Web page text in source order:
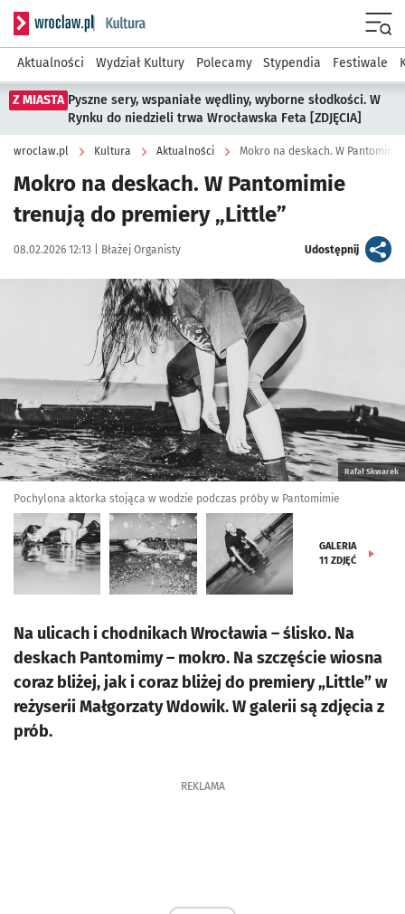
Serwis informacyjny wroclaw.pl podserwis: Kultura
Aktualności Wydział Kultury Polecamy Stypendia Festiwale
Z MIASTA Pyszne sery, wspaniałe wędliny, wyborne słodkości. W
Rynku do niedzieli trwa Wrocławska Feta [ZDJĘCIA]
wroclaw.pl Kultura Aktualności Mokro na deskach. W
Mokro na deskach. W Pantomimie
trenują do premiery „Little”
Data publikacji:
08.02.2026 12:13 | Autor:
Błażej Organisty Udostępnijartykuł
Kliknij, aby zobaczyć galerię
Rafał Skwarek
Pochylona aktorka stojąca w wodzie podczas próby w Pantomimie
GALERIA
11 ZDJĘĆ
Na ulicach i chodnikach Wrocławia – ślisko. Na
deskach Pantomimy – mokro. Na szczęście wiosna
coraz bliżej, jak i coraz bliżej do premiery „Little” w
reżyserii Małgorzaty Wdowik. W galerii są zdjęcia z
prób.
REKLAMA